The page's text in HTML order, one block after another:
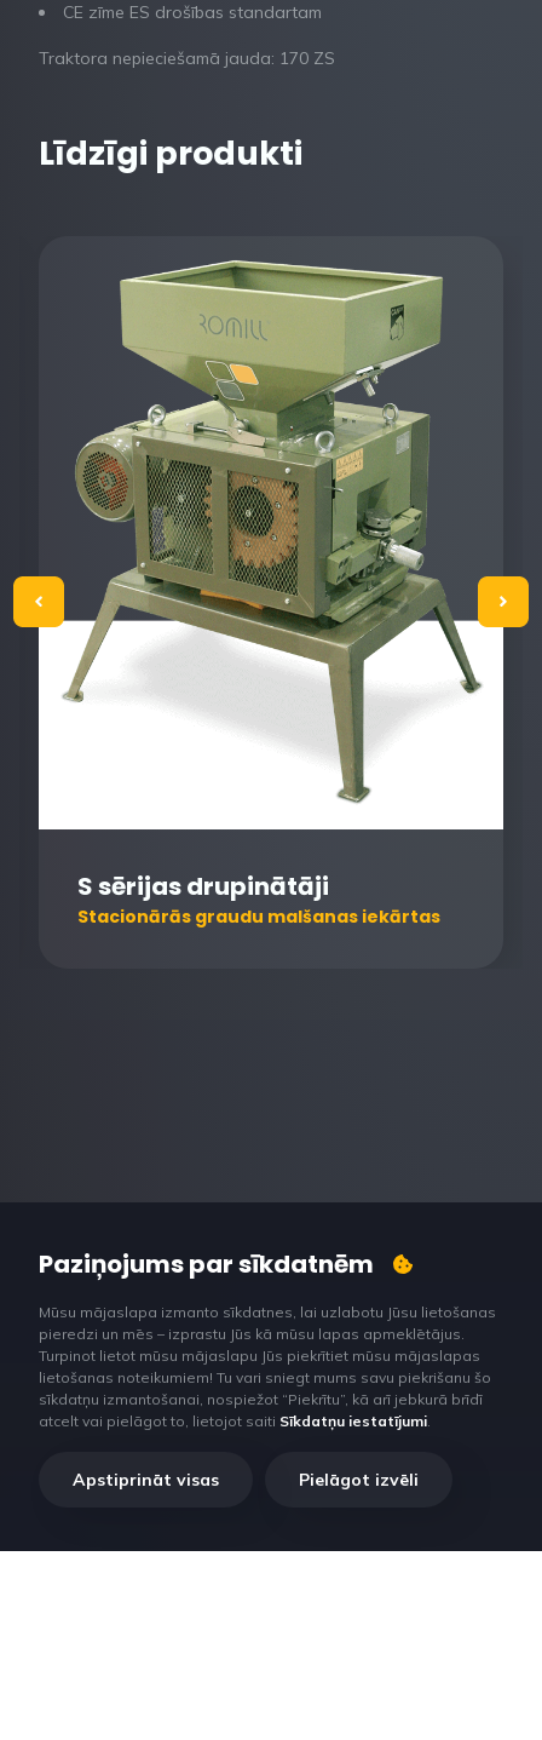
CE zīme ES drošības standartam
Traktora nepieciešamā jauda: 170 ZS
Līdzīgi produkti
S sērijas drupinātāji
Stacionārās graudu malšanas iekārtas
Paziņojums par sīkdatnēm
Mūsu mājaslapa izmanto sīkdatnes, lai uzlabotu Jūsu lietošanas
pieredzi un mēs – izprastu Jūs kā mūsu lapas apmeklētājus.
Turpinot lietot mūsu mājaslapu Jūs piekrītiet mūsu mājaslapas
lietošanas noteikumiem! Tu vari sniegt mums savu piekrišanu šo
sīkdatņu izmantošanai, nospiežot “Piekrītu”, kā arī jebkurā brīdī
atcelt vai pielāgot to, lietojot saiti Sīkdatņu iestatījumi.
Apstiprināt visas Pielāgot izvēli